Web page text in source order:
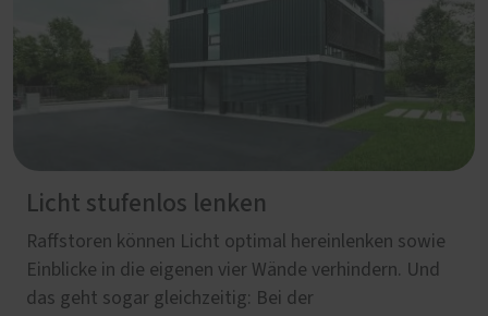
Licht stufenlos lenken
Raffstoren können Licht optimal hereinlenken sowie
Einblicke in die eigenen vier Wände verhindern. Und
das geht sogar gleichzeitig: Bei der